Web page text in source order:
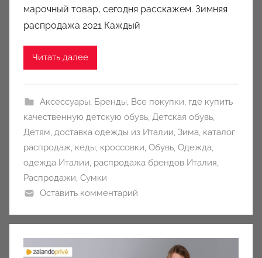
c
марочный товар, сегодня расскажем. Зимняя
распродажа 2021 Каждый
Читать далее
Аксессуары, Бренды, Все покупки, где купить
качественную детскую обувь, Детская обувь,
Детям, доставка одежды из Италии, Зима, каталог
распродаж, кеды, кроссовки, Обувь, Одежда,
одежда Италии, распродажа брендов Италия,
Распродажи, Сумки
Оставить комментарий